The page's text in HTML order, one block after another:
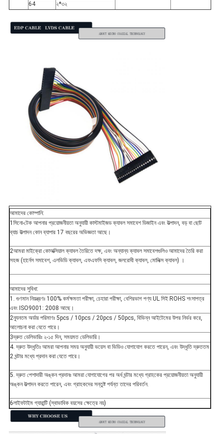
64
২*৩২
আমাদের কোম্পানি:
1সিনো-টেক আপনার প্রয়োজনীয়তা অনুযায়ী কাস্টমাইজড ক্যাবল সমাবেশ ডিজাইন এবং উত্পাদন, বড় বা ছোট
ব্যাচ উত্পাদন কোন ব্যাপার 17 বছরের অভিজ্ঞতা আছে।
2আমরা মাইক্রো কোঅক্সিয়াল ক্যাবল তৈরিতে দক্ষ, এবং অন্যান্য ক্যাবল সমাবেশগুলিও আমাদের তৈরি করা
সহজ (হার্নেস সমাবেশ, এলভিডি ক্যাবল, এফএফসি ক্যাবল, জলরোধী ক্যাবল, মোলিক্স ক্যাবল) ।
আমাদের সুবিধা:
1. গুণমান নিয়ন্ত্রণঃ 100% কর্মক্ষমতা পরীক্ষা, চেহারা পরীক্ষা, বেশিরভাগ পণ্য UL সিই ROHS শংসাপত্র
এবং ISO9001: 2008 আছে।
2ন্যূনতম অর্ডার পরিমাণঃ 5pcs / 10pcs / 20pcs / 50pcs, বিভিন্ন আইটেমের উপর নির্ভর করে,
আলোচনা করা যেতে পারে।
3দ্রুত ডেলিভারিঃ ২-১৫ দিন, সময়মত ডেলিভারি।
4. দ্রুত উদ্ধৃতিঃ আমরা আপনার সময় অনুযায়ী ভয়েস বা ভিডিও যোগাযোগ করতে পারেন, এবং উদ্ধৃতি দ্রুততম
2 ঘন্টার মধ্যে প্রদান করা যেতে পারে।
5. দ্রুত পেশাদারী অঙ্কন প্রদানঃ আমরা যোগাযোগের পর অর্ধ ঘন্টার মধ্যে গ্রাহকের প্রয়োজনীয়তা অনুযায়ী
অঙ্কন উত্পাদন করতে পারেন, এবং গ্রাহকদের সন্তুষ্ট পর্যন্ত তাদের পরিবর্তন.
6লাইফটাইম গ্যারান্টি (স্বাভাবিক বয়সের ক্ষেত্রে নয়)